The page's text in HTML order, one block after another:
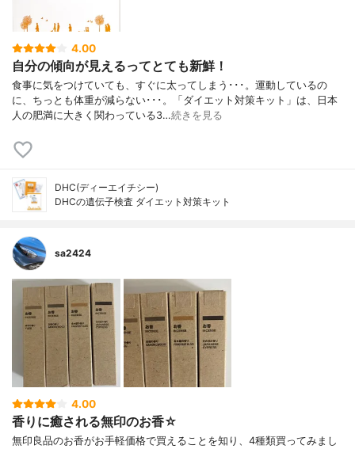
4.00
自分の傾向が見えるってとても新鮮！
食事に気をつけていても、すぐに太ってしまう･･･。運動しているの
に、ちっとも体重が減らない･･･。「ダイエット対策キット」は、日本
人の肥満に大きく関わっている3…続きを見る
DHC(ディーエイチシー)
DHCの遺伝子検査 ダイエット対策キット
sa2424
4.00
香りに癒される無印のお香☆
無印良品のお香がお手軽価格で買えることを知り、4種類買ってみまし